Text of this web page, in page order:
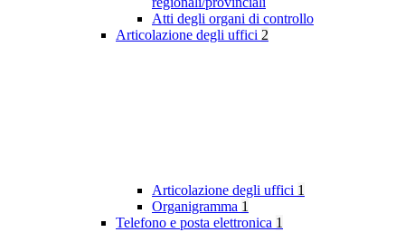
Atti degli organi di controllo
Articolazione degli uffici 2
Articolazione degli uffici 1
Organigramma 1
Telefono e posta elettronica 1